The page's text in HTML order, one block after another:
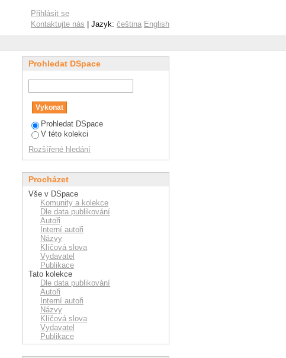
Přihlásit se
Kontaktujte nás | Jazyk: čeština English
Prohledat DSpace
Prohledat DSpace
V této kolekci
Rozšířené hledání
Procházet
Vše v DSpace
Komunity a kolekce
Dle data publikování
Autoři
Interní autoři
Názvy
Klíčová slova
Vydavatel
Publikace
Tato kolekce
Dle data publikování
Autoři
Interní autoři
Názvy
Klíčová slova
Vydavatel
Publikace